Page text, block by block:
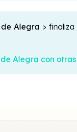
Alegra >
Alegra con